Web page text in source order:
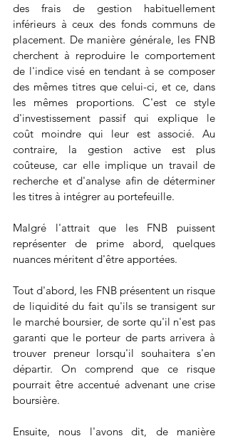
des frais de gestion habituellement
inférieurs à ceux des fonds communs de
placement. De manière générale, les FNB
cherchent à reproduire le comportement
de l'indice visé en tendant à se composer
des mêmes titres que celui-ci, et ce, dans
les mêmes proportions. C'est ce style
d'investissement passif qui explique le
coût moindre qui leur est associé. Au
contraire, la gestion active est plus
coûteuse, car elle implique un travail de
recherche et d'analyse afin de déterminer
les titres à intégrer au portefeuille.
Malgré l'attrait que les FNB puissent
représenter de prime abord, quelques
nuances méritent d'être apportées.
Tout d'abord, les FNB présentent un risque
de liquidité du fait qu'ils se transigent sur
le marché boursier, de sorte qu'il n'est pas
garanti que le porteur de parts arrivera à
trouver preneur lorsqu'il souhaitera s'en
départir. On comprend que ce risque
pourrait être accentué advenant une crise
boursière.
Ensuite, nous l'avons dit, de manière